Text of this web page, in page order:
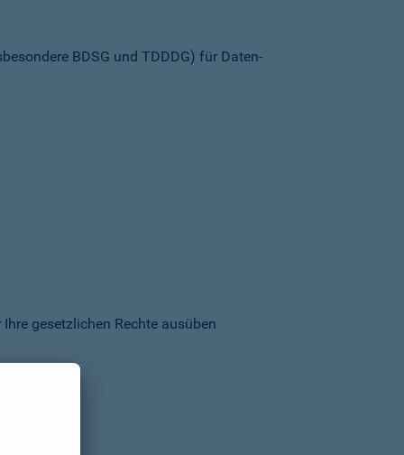
BDSG und TDDDG) für Daten­
gesetzlichen Rechte ausüben